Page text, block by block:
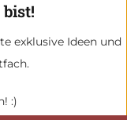
bist!
exklusive Ideen und
:)